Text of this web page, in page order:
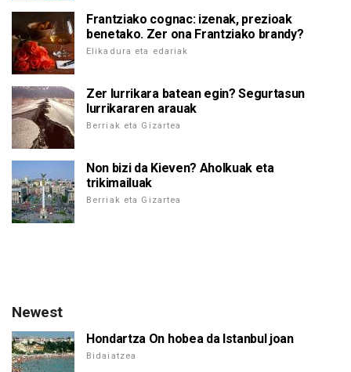
Frantziako cognac: izenak, prezioak
benetako. Zer ona Frantziako brandy?
Elikadura eta edariak
Zer lurrikara batean egin? Segurtasun
lurrikararen arauak
Berriak eta Gizartea
Non bizi da Kieven? Aholkuak eta
trikimailuak
Berriak eta Gizartea
Newest
Hondartza On hobea da Istanbul joan
Bidaiatzea